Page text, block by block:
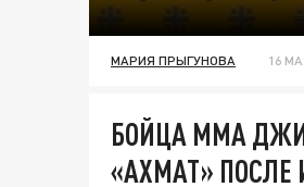
МАРИЯ ПРЫГУНОВА 16
БОЙЦА ММА
«АХМАТ»